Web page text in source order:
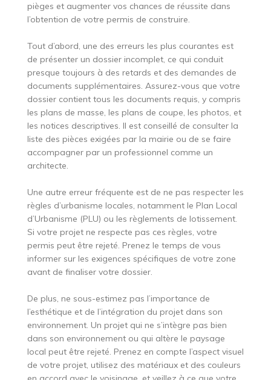
pièges et augmenter vos chances de réussite dans
l’obtention de votre permis de construire.
Tout d’abord, une des erreurs les plus courantes est
de présenter un dossier incomplet, ce qui conduit
presque toujours à des retards et des demandes de
documents supplémentaires. Assurez-vous que votre
dossier contient tous les documents requis, y compris
les plans de masse, les plans de coupe, les photos, et
les notices descriptives. Il est conseillé de consulter la
liste des pièces exigées par la mairie ou de se faire
accompagner par un professionnel comme un
architecte.
Une autre erreur fréquente est de ne pas respecter les
règles d’urbanisme locales, notamment le Plan Local
d’Urbanisme (PLU) ou les règlements de lotissement.
Si votre projet ne respecte pas ces règles, votre
permis peut être rejeté. Prenez le temps de vous
informer sur les exigences spécifiques de votre zone
avant de finaliser votre dossier.
De plus, ne sous-estimez pas l’importance de
l’esthétique et de l’intégration du projet dans son
environnement. Un projet qui ne s’intègre pas bien
dans son environnement ou qui altère le paysage
local peut être rejeté. Prenez en compte l’aspect visuel
de votre projet, utilisez des matériaux et des couleurs